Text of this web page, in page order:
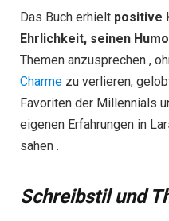
Das Buch erhielt positive
Ehrlichkeit, seinen
Themen anzusprechen ,
Charme zu verlieren,
Favoriten der Millennials
eigenen Erfahrungen in
sahen .
Schreibstil und